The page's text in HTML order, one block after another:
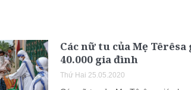
Các nữ tu của Mẹ
40.000 gia đình
Thứ Hai 25.05.2020